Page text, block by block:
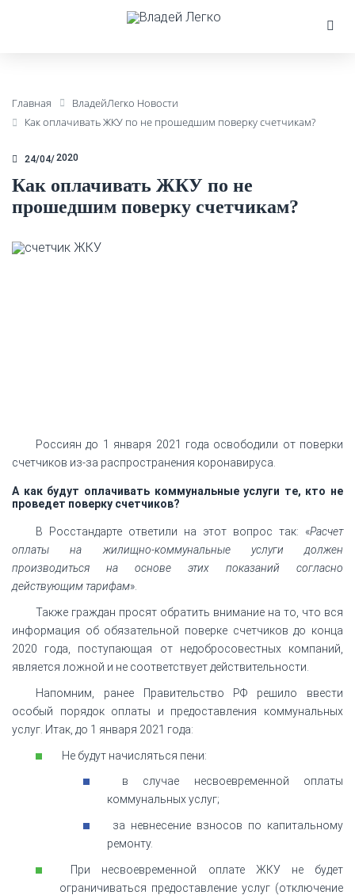
Главная
ВладейЛегко Новости
Как оплачивать ЖКУ по не прошедшим поверку счетчикам?
24/04 2020
Как оплачивать ЖКУ по не
прошедшим поверку счетчикам?
Россиян до 1 января 2021 года освободили от поверки
счетчиков из-за распространения коронавируса.
А как будут оплачивать коммунальные услуги те, кто не
проведет поверку счетчиков?
В Росстандарте ответили на этот вопрос так: «Расчет
оплаты на жилищно-коммунальные услуги должен
производиться на основе этих показаний согласно
действующим тарифам».
Также граждан просят обратить внимание на то, что вся
информация об обязательной поверке счетчиков до конца
2020 года, поступающая от недобросовестных компаний,
является ложной и не соответствует действительности.
Напомним, ранее Правительство РФ решило ввести
особый порядок оплаты и предоставления коммунальных
услуг. Итак, до 1 января 2021 года:
Не будут начисляться пени:
в случае несвоевременной оплаты
коммунальных услуг;
за невнесение взносов по капитальному
ремонту.
При несвоевременной оплате ЖКУ не будет
ограничиваться предоставление услуг (отключение